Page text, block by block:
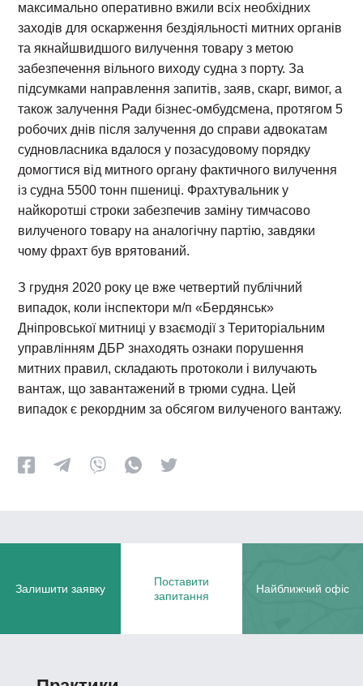
максимально оперативно вжили всіх необхідних
заходів для оскарження бездіяльності митних органів
та якнайшвидшого вилучення товару з метою
забезпечення вільного виходу судна з порту. За
підсумками направлення запитів, заяв, скарг, вимог, а
також залучення Ради бізнес-омбудсмена, протягом 5
робочих днів після залучення до справи адвокатам
судновласника вдалося у позасудовому порядку
домогтися від митного органу фактичного вилучення
із судна 5500 тонн пшениці. Фрахтувальник у
найкоротші строки забезпечив заміну тимчасово
вилученого товару на аналогічну партію, завдяки
чому фрахт був врятований.
З грудня 2020 року це вже четвертий публічний
випадок, коли інспектори м/п «Бердянськ»
Дніпровської митниці у взаємодії з Територіальним
управлінням ДБР знаходять ознаки порушення
митних правил, складають протоколи і вилучають
вантаж, що завантажений в трюми судна. Цей
випадок є рекордним за обсягом вилученого вантажу.
Залишити заявку
Поставити
запитання
Найближчий офіс